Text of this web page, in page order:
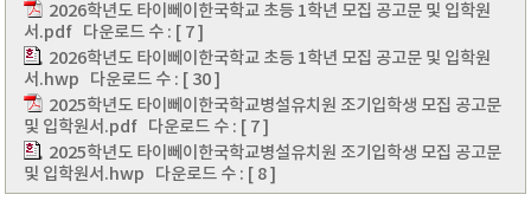
2026학년도 타이뻬이한국학교 초등 1학년 모집 공고문 및 입학원
서.pdf 다운로드 수 : [ 7 ]
2026학년도 타이뻬이한국학교 초등 1학년 모집 공고문 및 입학원
서.hwp 다운로드 수 : [ 30 ]
2025학년도 타이뻬이한국학교병설유치원 조기입학생 모집 공고문
및 입학원서.pdf 다운로드 수 : [ 7 ]
2025학년도 타이뻬이한국학교병설유치원 조기입학생 모집 공고문
및 입학원서.hwp 다운로드 수 : [ 8 ]